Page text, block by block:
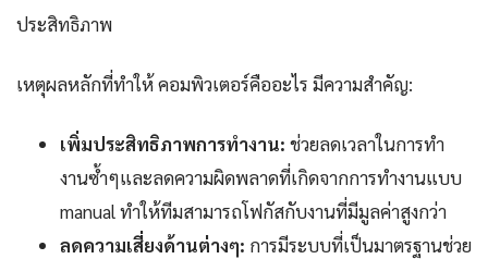
ประสิทธิภาพ
เหตุผลหลักที่ทำให้ คอมพิวเตอร์คืออะไร มีความสำคัญ:
เพิ่มประสิทธิภาพการทำงาน: ช่วยลดเวลาในการทำ
งานซ้ำๆและลดความผิดพลาดที่เกิดจากการทำงานแบบ
manual ทำให้ทีมสามารถโฟกัสกับงานที่มีมูลค่าสูงกว่า
ลดความเสี่ยงด้านต่างๆ: การมีระบบที่เป็นมาตรฐานช่วย